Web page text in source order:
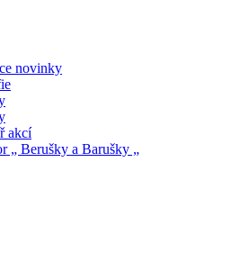
novinky
akcí
„ Berušky a Barušky „